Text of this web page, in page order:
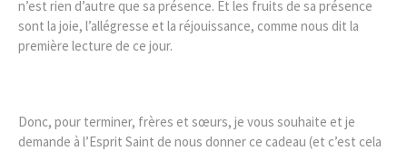
n’est rien d’autre que sa présence. Et les fruits de sa présence
sont la joie, l’allégresse et la réjouissance, comme nous dit la
première lecture de ce jour.
Donc, pour terminer, frères et sœurs, je vous souhaite et je
demande à l’Esprit Saint de nous donner ce cadeau (et c’est cela